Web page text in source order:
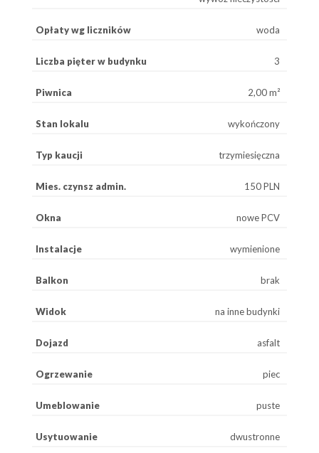
Opłaty wg liczników woda
Liczba pięter w budynku 3
Piwnica 2,00 m²
Stan lokalu wykończony
Typ kaucji trzymiesięczna
Mies. czynsz admin. 150 PLN
Okna nowe PCV
Instalacje wymienione
Balkon brak
Widok na inne budynki
Dojazd asfalt
Ogrzewanie piec
Umeblowanie puste
Usytuowanie dwustronne